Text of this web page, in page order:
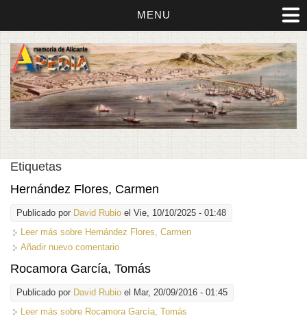
MENU
Etiquetas
Hernández Flores, Carmen
Publicado por David Rubio el Vie, 10/10/2025 - 01:48
Leer más sobre Hernández Flores, Carmen
Añadir nuevo comentario
Rocamora García, Tomás
Publicado por David Rubio el Mar, 20/09/2016 - 01:45
Leer más sobre Rocamora García, Tomás